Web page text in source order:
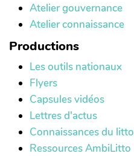
Atelier gouvernance
Atelier connaissance
Productions
Les outils nationaux
Flyers
Capsules vidéos
Lettres d'actus
Connaissances du
Ressources AmbiLitto